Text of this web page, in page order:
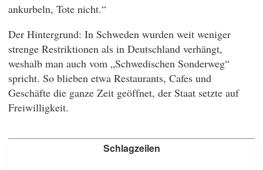
ankurbeln, Tote nicht.“
Der Hintergrund: In Schweden wurden weit weniger
strenge Restriktionen als in Deutschland verhängt,
weshalb man auch vom „Schwedischen Sonderweg“
spricht. So blieben etwa Restaurants, Cafes und
Geschäfte die ganze Zeit geöffnet, der Staat setzte auf
Freiwilligkeit.
Schlagzeilen